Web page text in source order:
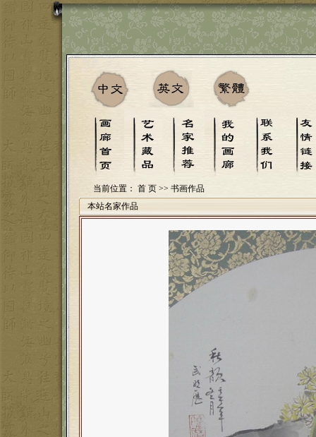
当前位置： 首 页>> 书画作品
本站名家作品